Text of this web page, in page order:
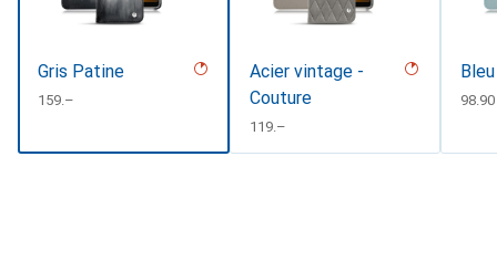
Gris Patine
CHF
159.–
Acier vintage -
Couture
CHF
119.–
CHF
98.90